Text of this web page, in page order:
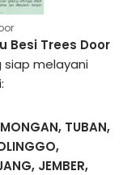
Besi Trees Door
siap melayani
TUBAN,
JEMBER,